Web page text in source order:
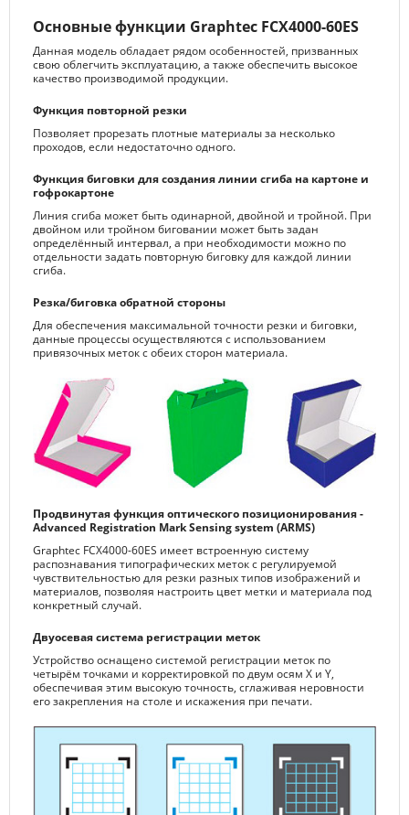
Основные функции Graphtec FCX4000-60ES
Данная модель обладает рядом особенностей, призванных
свою облегчить эксплуатацию, а также обеспечить высокое
качество производимой продукции.
Функция повторной резки
Позволяет прорезать плотные материалы за несколько
проходов, если недостаточно одного.
Функция биговки для создания линии сгиба на картоне и
гофрокартоне
Линия сгиба может быть одинарной, двойной и тройной. При
двойном или тройном биговании может быть задан
определённый интервал, а при необходимости можно по
отдельности задать повторную биговку для каждой линии
сгиба.
Резка/биговка обратной стороны
Для обеспечения максимальной точности резки и биговки,
данные процессы осуществляются с использованием
привязочных меток с обеих сторон материала.
Продвинутая функция оптического позиционирования -
Advanced Registration Mark Sensing system (ARMS)
Graphtec FCX4000-60ES имеет встроенную систему
распознавания типографических меток с регулируемой
чувствительностью для резки разных типов изображений и
материалов, позволяя настроить цвет метки и материала под
конкретный случай.
Двуосевая система регистрации меток
Устройство оснащено системой регистрации меток по
четырём точками и корректировкой по двум осям X и Y,
обеспечивая этим высокую точность, сглаживая неровности
его закрепления на столе и искажения при печати.